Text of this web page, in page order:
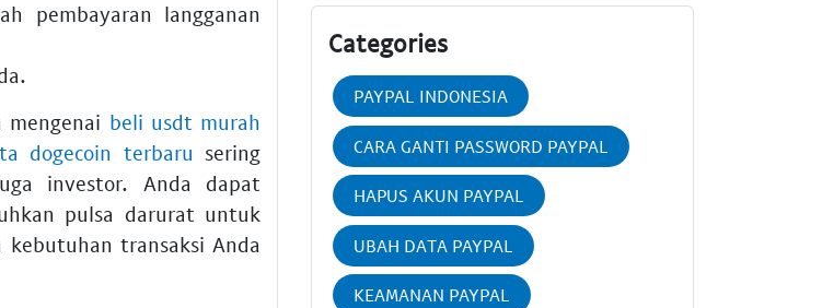
pembayaran langganan
mengenai beli usdt murah
dogecoin terbaru sering
investor. Anda dapat
pulsa darurat untuk
kebutuhan transaksi Anda
Categories
PAYPAL INDONESIA
CARA GANTI PASSWORD PAYPAL
HAPUS AKUN PAYPAL
UBAH DATA PAYPAL
KEAMANAN PAYPAL